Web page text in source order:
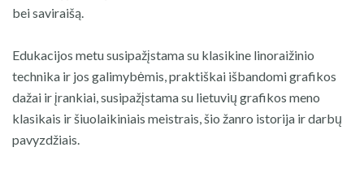
bei saviraišą.
Edukacijos metu susipažįstama su klasikine linoraižinio
technika ir jos galimybėmis, praktiškai išbandomi grafikos
dažai ir įrankiai, susipažįstama su lietuvių grafikos meno
klasikais ir šiuolaikiniais meistrais, šio žanro istorija ir darbų
pavyzdžiais.